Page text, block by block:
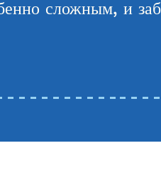
сложным, и